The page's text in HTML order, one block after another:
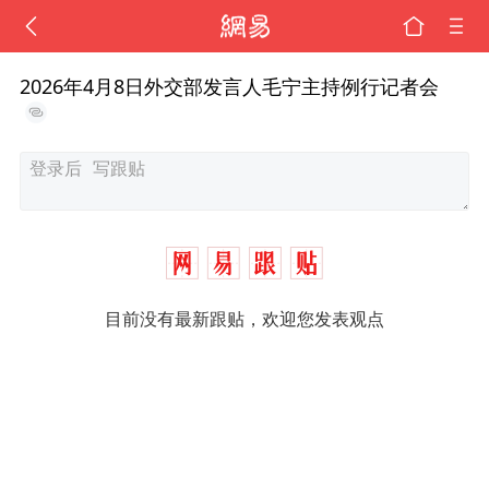
2026年4月8日外交部发言人毛宁主持例行记者会
目前没有最新跟贴，欢迎您发表观点